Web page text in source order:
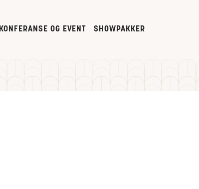
KONFERANSE OG EVENT SHOWPAKKER